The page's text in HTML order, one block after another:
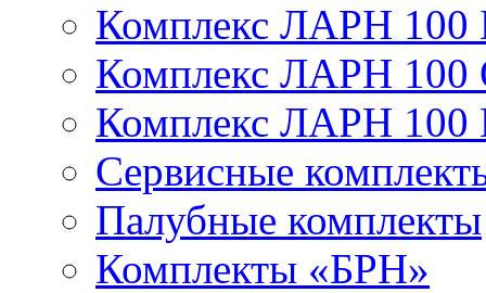
Комплекс ЛАРН 100
Комплекс ЛАРН 100
Комплекс ЛАРН 100
Сервисные
Палубные комплекты
Комплекты «БРН»